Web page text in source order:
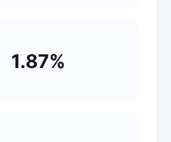
1.87%